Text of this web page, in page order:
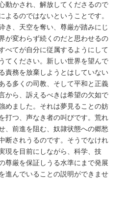
動かされ、解放してくださるので
よるのではないということです。
き、天空を奪い、尊厳が踏みにじ
が変わらず続くのだと思わせるの
べてが自分に従属するようにして
てください。新しい世界を望んで
責務を放棄しようとはしていない
多くの司教、そして平和と正義
から、訴えるべきは希望の欠如で
めました。それは夢見ることの妨
打つ、声なき者の叫びです。荒れ
、前進を阻む、奴隷状態への郷愁
断されうるのです。そうでなけれ
現を目前にしながら、科学、技
尊厳を保証しうる水準にまで発展
進んでいることの説明ができませ